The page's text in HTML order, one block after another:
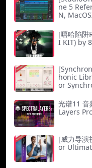
ne 5
N,
[嘻哈陷阱
I KIT) by
honic
or
光谱11
Layers
[威力导
or